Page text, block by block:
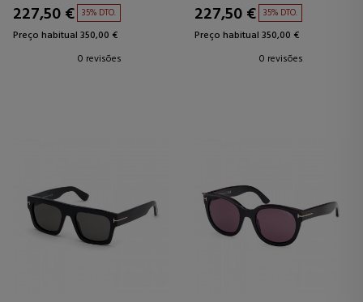
227,50 € 35% DTO.
Preço habitual 350,00 €
0 revisões
227,50 € 35% DTO.
Preço habitual 350,00 €
0 revisões